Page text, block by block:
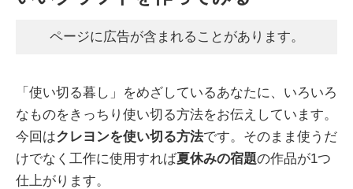
ページに広告が含まれることがあります。
「使い切る暮し」をめざしているあなたに、いろいろ
なものをきっちり使い切る方法をお伝えしています。
今回はクレヨンを使い切る方法です。そのまま使うだ
けでなく工作に使用すれば夏休みの宿題の作品が1つ
仕上がります。